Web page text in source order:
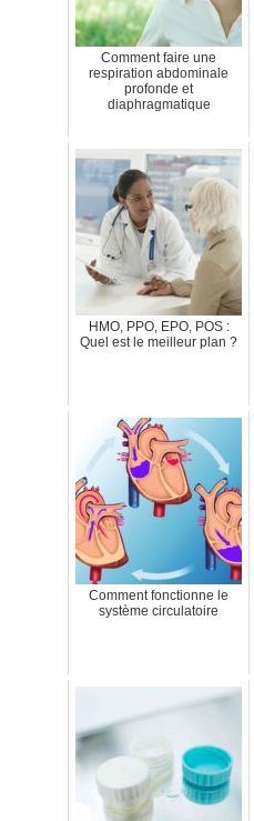
Comment faire une
respiration abdominale
profonde et
diaphragmatique
HMO, PPO, EPO, POS :
Quel est le meilleur plan ?
Comment fonctionne le
système circulatoire